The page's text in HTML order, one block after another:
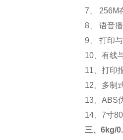
7、 256M
8、 语音
9、 打印
10、有线
11、打印
12、多制
13、ABS
14、7寸
三、6kg/